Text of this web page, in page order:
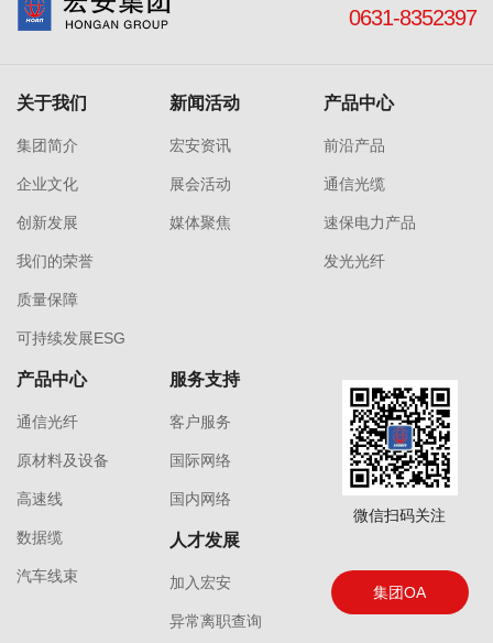
0631-8352397
关于我们
集团简介
企业文化
创新发展
我们的荣誉
质量保障
可持续发展ESG
新闻活动
宏安资讯
展会活动
媒体聚焦
产品中心
前沿产品
通信光缆
速保电力产品
发光光纤
产品中心
通信光纤
原材料及设备
高速线
数据缆
汽车线束
服务支持
客户服务
国际网络
国内网络
人才发展
加入宏安
异常离职查询
微信扫码关注
集团OA